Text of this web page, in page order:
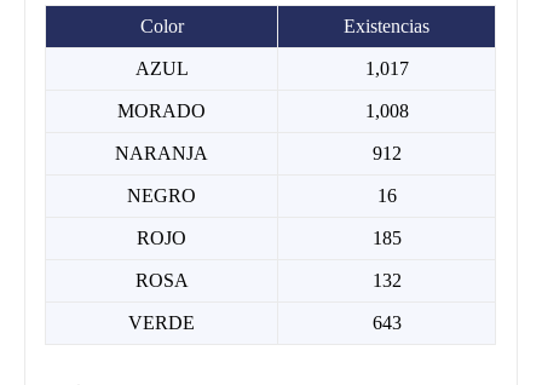
Color Existencias
AZUL 1,017
MORADO 1,008
NARANJA 912
NEGRO 16
ROJO 185
ROSA 132
VERDE 643